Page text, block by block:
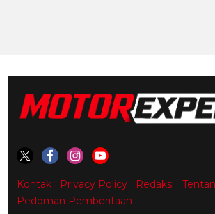
Kontak Privacy Policy Redaksi
Pedoman Pemberitaan